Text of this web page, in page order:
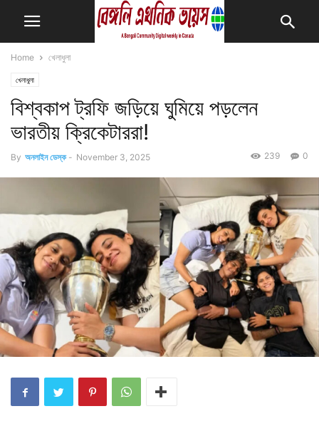
Home খেলাধুলা
খেলাধুলা
বিশ্বকাপ ট্রফি জড়িয়ে ঘুমিয়ে পড়লেন
ভারতীয় ক্রিকেটাররা!
By অনলাইন ডেস্ক - November 3, 2025 0
239